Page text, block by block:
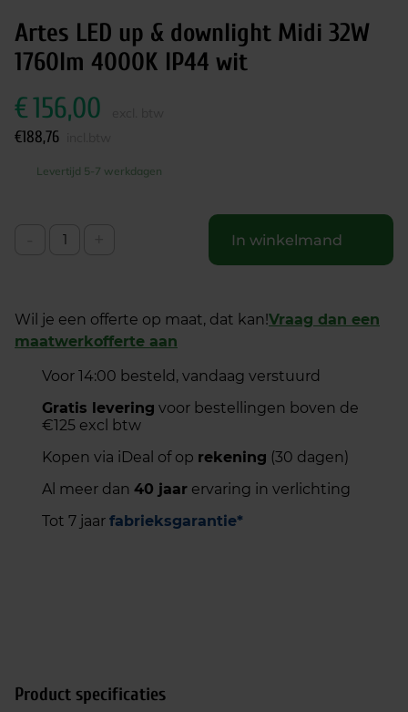
Artes LED up & downlight Midi 32W
1760lm 4000K IP44 wit
€156,00
€188,76
Levertijd 5-7 werkdagen
In winkelmand
Wil je een offerte op maat, dat kan!Vraag dan een
maatwerkofferte aan
Voor 14:00 besteld, vandaag verstuurd
Gratis levering voor bestellingen boven de
€125 excl btw
Kopen via iDeal of op rekening (30 dagen)
Al meer dan 40 jaar ervaring in verlichting
Tot 7 jaar fabrieksgarantie*
Product specificaties